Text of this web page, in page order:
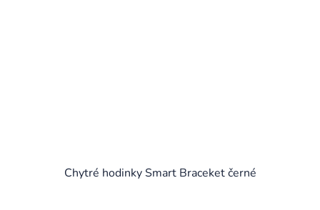
Chytré hodinky Smart Braceket černé